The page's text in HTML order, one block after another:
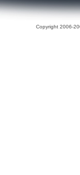
Copyright 2006-